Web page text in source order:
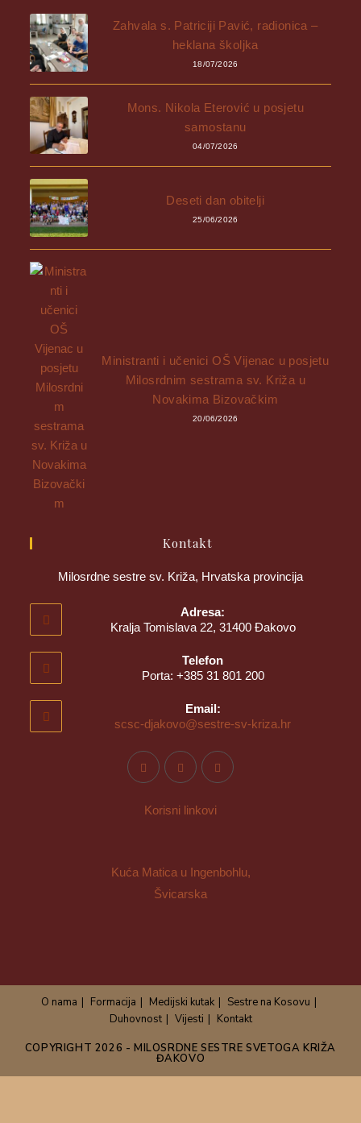
Zahvala s. Patriciji Pavić, radionica –
heklana školjka
18/07/2026
Mons. Nikola Eterović u posjetu
samostanu
04/07/2026
Deseti dan obitelji
25/06/2026
Ministranti i učenici OŠ Vijenac u posjetu
Milosrdnim sestrama sv. Križa u
Novakima Bizovačkim
20/06/2026
Kontakt
Milosrdne sestre sv. Križa, Hrvatska provincija
Adresa:
Kralja Tomislava 22, 31400 Đakovo
Telefon
Porta: +385 31 801 200
Email:
scsc-djakovo@sestre-sv-kriza.hr
Korisni linkovi
Kuća Matica u Ingenbohlu,
Švicarska
O nama Formacija Medijski kutak
Sestre na Kosovu
Duhovnost
Vijesti
Kontakt
COPYRIGHT 2026 - MILOSRDNE SESTRE SVETOGA KRIŽA
ĐAKOVO